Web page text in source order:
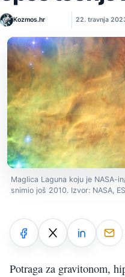
Kozmos.hr 22. travnja
Maglica Laguna koju je NASA-
snimio još 2010. Izvor: NASA,
Potraga za gravitonom,